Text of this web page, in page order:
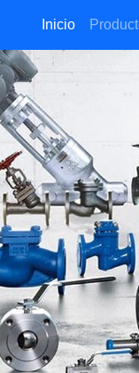
Inicio